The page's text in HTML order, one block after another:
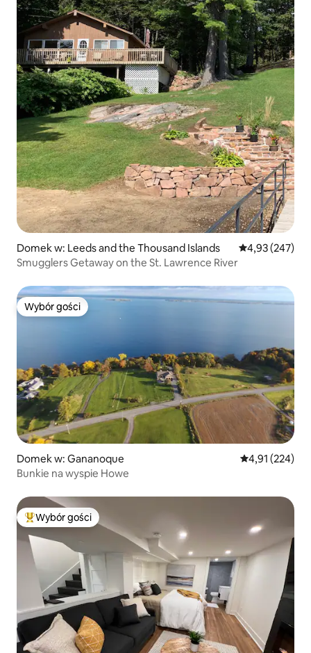
Domek w: Leeds and the Thousand Islands Średnia
4,93 (247)
Smugglers Getaway on the St. Lawrence River
Wybór gości
Wybór gości
Domek w: Gananoque Średnia
4,91 (224)
Bunkie na wyspie Howe
Najpopularniejsze z kategorii Wybór gości
Wybór gości